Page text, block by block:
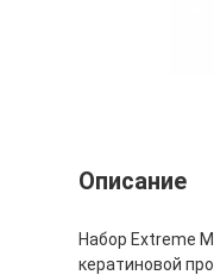
Описание
Набор Extreme
кератиновой